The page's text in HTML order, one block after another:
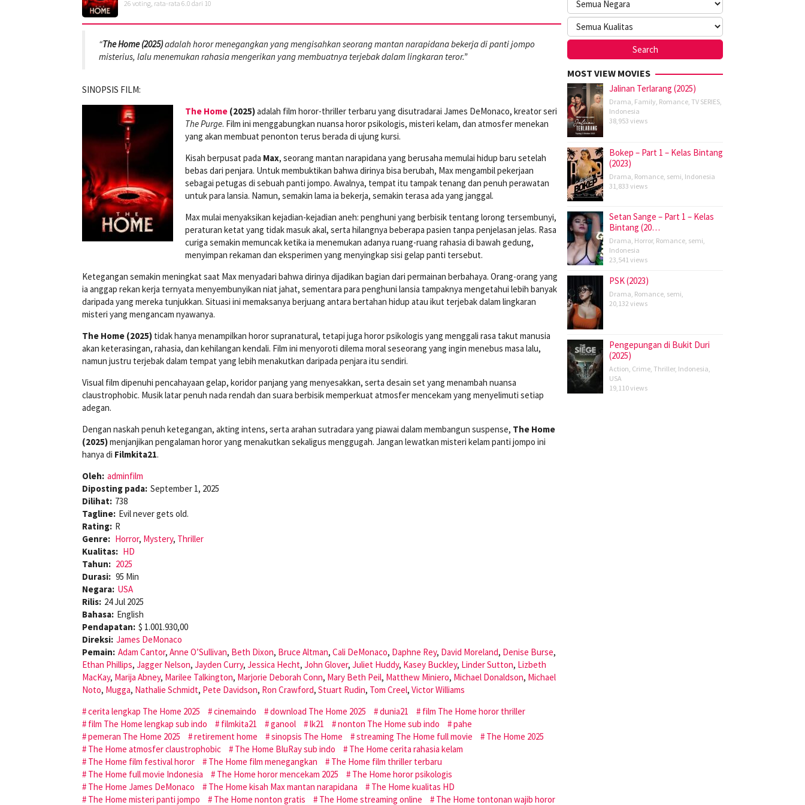
26 voting, rata-rata 6.0 dari 10
“The Home (2025)adalah horor menegangkan yang mengisahkan seorang mantan narapidana bekerja di panti jompo
misterius, lalu menemukan rahasia mengerikan yang membuatnya terjebak dalam lingkaran teror.”
SINOPSIS FILM:
The Home (2025)adalah film horor-thriller terbaru yang disutradarai James DeMonaco, kreator seri
The Purge. Film ini menggabungkan nuansa horor psikologis, misteri kelam, dan atmosfer menekan
yang akan membuat penonton terus berada di ujung kursi.
Kisah berpusat pada Max, seorang mantan narapidana yang berusaha memulai hidup baru setelah
bebas dari penjara. Untuk membuktikan bahwa dirinya bisa berubah, Max mengambil pekerjaan
sebagai petugas di sebuah panti jompo. Awalnya, tempat itu tampak tenang dan penuh perawatan
untuk para lansia. Namun, semakin lama ia bekerja, semakin terasa ada yang janggal.
Max mulai menyaksikan kejadian-kejadian aneh: penghuni yang berbisik tentang lorong tersembunyi,
peraturan ketat yang tidak masuk akal, serta hilangnya beberapa pasien tanpa penjelasan jelas. Rasa
curiga semakin memuncak ketika ia menemukan adanya ruang-ruang rahasia di bawah gedung,
menyimpan rekaman dan eksperimen yang menyingkap sisi gelap panti tersebut.
Ketegangan semakin meningkat saat Max menyadari bahwa dirinya dijadikan bagian dari permainan berbahaya. Orang-orang yang
ia anggap rekan kerja ternyata menyembunyikan niat jahat, sementara para penghuni lansia tampaknya mengetahui lebih banyak
daripada yang mereka tunjukkan. Situasi ini memaksanya berjuang antara bertahan hidup atau ikut terjebak dalam lingkaran
misteri yang mengancam nyawanya.
The Home (2025) tidak hanya menampilkan horor supranatural, tetapi juga horor psikologis yang menggali rasa takut manusia
akan keterasingan, rahasia, dan kehilangan kendali. Film ini menyoroti dilema moral seseorang yang ingin menebus masa lalu,
namun justru terjebak dalam tempat yang lebih menakutkan daripada penjara itu sendiri.
Visual film dipenuhi pencahayaan gelap, koridor panjang yang menyesakkan, serta desain set yang menambah nuansa
claustrophobic. Musik latar penuh nada rendah dan suara berbisik memperkuat atmosfer mencekam yang menyelimuti setiap
adegan.
Dengan naskah penuh ketegangan, akting intens, serta arahan sutradara yang piawai dalam membangun suspense, The Home
(2025)menjanjikan pengalaman horor yang menakutkan sekaligus menggugah. Jangan lewatkan misteri kelam panti jompo ini
hanya di Filmkita21.
Oleh: adminfilm
Diposting pada: September 1, 2025
Dilihat: 738
Tagline: Evil never gets old.
Rating: R
Genre: Horror, Mystery, Thriller
Kualitas: HD
Tahun: 2025
Durasi: 95 Min
Negara: USA
Rilis: 24 Jul 2025
Bahasa: English
Pendapatan: $ 1.001.930,00
Direksi: James DeMonaco
Pemain: Adam Cantor, Anne O’Sullivan, Beth Dixon, Bruce Altman, Cali DeMonaco, Daphne Rey, David Moreland, Denise Burse,
Ethan Phillips, Jagger Nelson, Jayden Curry, Jessica Hecht, John Glover, Juliet Huddy, Kasey Buckley, Linder Sutton, Lizbeth
MacKay, Marija Abney, Marilee Talkington, Marjorie Deborah Conn, Mary Beth Peil, Matthew Miniero, Michael Donaldson, Michael
Noto, Mugga, Nathalie Schmidt, Pete Davidson, Ron Crawford, Stuart Rudin, Tom Creel, Victor Williams
cerita lengkap The Home 2025
cinemaindo download The Home 2025 dunia21
film The Home horor thriller
film The Home lengkap sub indo
filmkita21 ganool lk21 nonton The Home sub indo
pahe
pemeran The Home 2025
retirement home sinopsis The Home streaming The Home full movie
The Home 2025
The Home atmosfer claustrophobic
The Home BluRay sub indo
The Home cerita rahasia kelam
The Home film festival horor
The Home film menegangkan
The Home film thriller terbaru
The Home full movie Indonesia
The Home horor mencekam 2025
The Home horor psikologis
The Home James DeMonaco
The Home kisah Max mantan narapidana
The Home kualitas HD
The Home misteri panti jompo
The Home nonton gratis The Home streaming online
The Home tontonan wajib horor
MOST VIEW MOVIES
Jalinan Terlarang (2025)
Drama, Family, Romance, TV SERIES,
Indonesia
38,953 views
Bokep – Part 1 – Kelas Bintang
(2023)
Drama, Romance, semi, Indonesia
31,833 views
Setan Sange – Part 1 – Kelas
Bintang (20…
Drama, Horror, Romance, semi,
Indonesia
23,541 views
PSK (2023)
Drama, Romance, semi,
20,132 views
Pengepungan di Bukit Duri
(2025)
Action, Crime, Thriller, Indonesia,
USA
19,110 views